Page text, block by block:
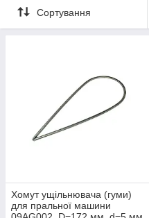
Сортування
Хомут ущільнювача (гуми)
для пральної машини